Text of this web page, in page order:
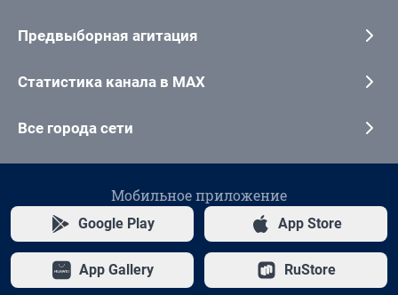
Предвыборная агитация
Статистика канала в MAX
Все города сети
Мобильное приложение
Google Play App Store
App Gallery RuStore